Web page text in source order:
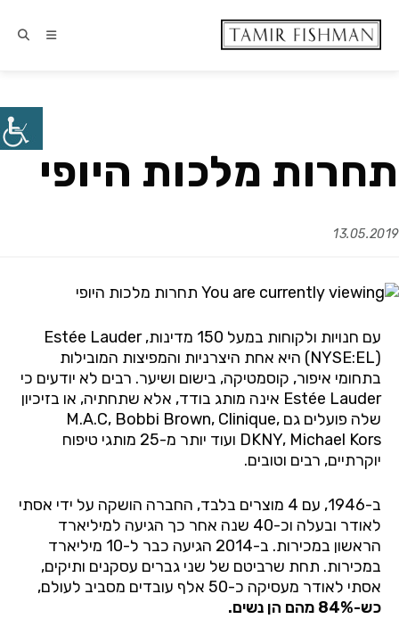
תחרות מלכות היופי
13.05.2019
עם חנויות ולקוחות במעל 150 מדינות, Estée Lauder
(NYSE:EL) היא אחת היצרניות והמפיצות המובילות
בתחומי איפור, קוסמטיקה, בישום ושיער. רבים לא יודעים כי
Estée Lauder אינה מותג בודד, אלא שתחתיה, או בזיכיון
שלה פועלים גם M.A.C, Bobbi Brown, Clinique,
DKNY, Michael Kors ועוד יותר מ-25 מותגי טיפוח
יוקרתיים, רבים וטובים.
ב-1946, עם 4 מוצרים בלבד, החברה הושקה על ידי אסתי
לאודר ובעלה וכ-40 שנה אחר כך הגיעה למיליארד
הראשון במכירות. ב-2014 הגיעה כבר ל-10 מיליארד
במכירות. תחת שרביטם של שני גברים עסקנים ותיקים,
אסתי לאודר מעסיקה כ-50 אלף עובדים מסביב לעולם,
כש-84% מהם הן נשים.